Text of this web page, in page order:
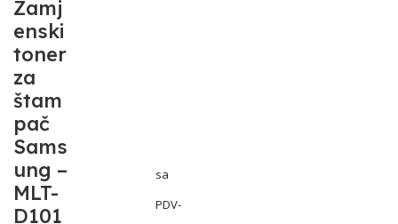
Zamj
enski
toner
za
štam
pač
Sams
ung –
MLT-
D101
sa
PDV-